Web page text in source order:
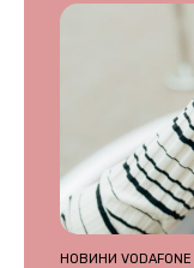
НОВИНИ VODAFONE